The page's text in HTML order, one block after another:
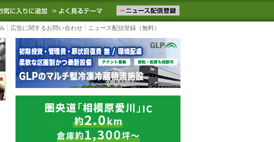
最新の物流ニュースをお届けします。物流ニュースメール配信を登録す
お気に入りに追加 よく見るテーマ
広告に関するお問い合わせ ニュース配信登録（無料）